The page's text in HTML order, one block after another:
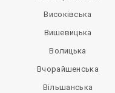
Високівська
Вишевицька
Волицька
Вчорайшенська
Вільшанська